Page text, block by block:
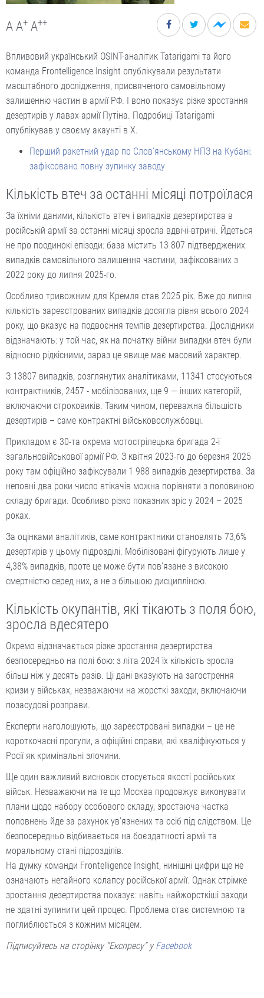
A A+ A++
Впливовий український OSINT-аналітик Tatarigami та його
команда Frontelligence Insight опублікували результати
масштабного дослідження, присвяченого самовільному
залишенню частин в армії РФ. І воно показує різке зростання
дезертирів у лавах армії Путіна. Подробиці Tatarigami
опублікував у своєму акаунті в Х.
Перший ракетний удар по Слов’янському НПЗ на Кубані:
зафіксовано повну зупинку заводу
Кількість втеч за останні місяці потроїлася
За їхніми даними, кількість втеч і випадків дезертирства в
російській армії за останні місяці зросла вдвічі-втричі. Йдеться
не про поодинокі епізоди: база містить 13 807 підтверджених
випадків самовільного залишення частини, зафіксованих з
2022 року до липня 2025-го.
Особливо тривожним для Кремля став 2025 рік. Вже до липня
кількість зареєстрованих випадків досягла рівня всього 2024
року, що вказує на подвоєння темпів дезертирства. Дослідники
відзначають: у той час, як на початку війни випадки втеч були
відносно рідкісними, зараз це явище має масовий характер.
З 13807 випадків, розглянутих аналітиками, 11341 стосуються
контрактників, 2457 - мобілізованих, ще 9 — інших категорій,
включаючи строковиків. Таким чином, переважна більшість
дезертирів – саме контрактні військовослужбовці.
Прикладом є 30-та окрема мотострілецька бригада 2-ї
загальновійськової армії РФ. З квітня 2023-го до березня 2025
року там офіційно зафіксували 1 988 випадків дезертирства. За
неповні два роки число втікачів можна порівняти з половиною
складу бригади. Особливо різко показник зріс у 2024 – 2025
роках.
За оцінками аналітиків, саме контрактники становлять 73,6%
дезертирів у цьому підрозділі. Мобілізовані фігурують лише у
4,38% випадків, проте це може бути пов'язане з високою
смертністю серед них, а не з більшою дисципліною.
Кількість окупантів, які тікають з поля бою,
зросла вдесятеро
Окремо відзначається різке зростання дезертирства
безпосередньо на полі бою: з літа 2024 їх кількість зросла
більш ніж у десять разів. Ці дані вказують на загострення
кризи у військах, незважаючи на жорсткі заходи, включаючи
позасудові розправи.
Експерти наголошують, що зареєстровані випадки – це не
короткочасні прогули, а офіційні справи, які кваліфікуються у
Росії як кримінальні злочини.
Ще один важливий висновок стосується якості російських
військ. Незважаючи на те що Москва продовжує виконувати
плани щодо набору особового складу, зростаюча частка
поповнень йде за рахунок ув'язнених та осіб під слідством. Це
безпосередньо відбивається на боєздатності армії та
моральному стані підрозділів.
На думку команди Frontelligence Insight, нинішні цифри ще не
означають негайного колапсу російської армії. Однак стрімке
зростання дезертирства показує: навіть найжорсткіші заходи
не здатні зупинити цей процес. Проблема стає системною та
поглиблюється з кожним місяцем.
Підписуйтесь на сторінку "Експресу" уFacebook